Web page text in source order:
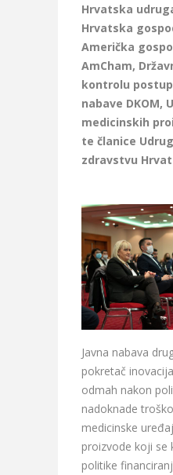
Hrvatska
Hrvatska
Američka
AmCham,
kontrolu
nabave DKOM,
medicinskih
te članice
zdravstvu
Javna nabava
pokretač
odmah nakon
nadoknade
medicinske
proizvode koji se
politike